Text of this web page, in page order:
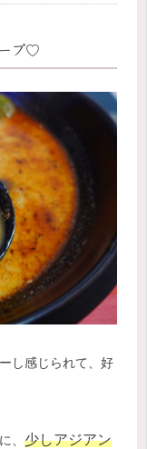
プ♡
し感じられて、好
、 少しアジアン